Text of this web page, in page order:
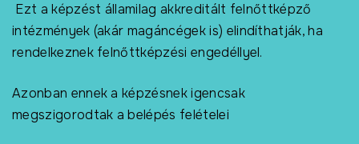
Ezt a képzést államilag akkreditált felnőttképző
intézmények (akár magáncégek is) elindíthatják, ha
rendelkeznek felnőttképzési engedéllyel.
Azonban ennek a képzésnek igencsak
megszigorodtak a belépés felételei